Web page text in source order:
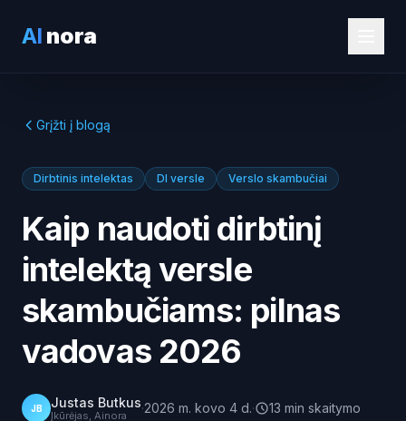
AI nora
Grįžti į blogą
Dirbtinis intelektas DI versle Verslo skambučiai
Kaip naudoti dirbtinį
intelektą versle
skambučiams: pilnas
vadovas 2026
JB Justas Butkus
Įkūrėjas, Ainora ·2026 m. kovo 4 d.· 13 min skaitymo